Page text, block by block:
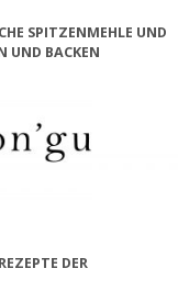
SPITZENMEHLE UND V
BACKEN
DER